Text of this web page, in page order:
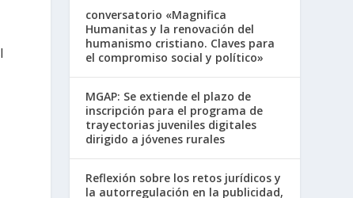
conversatorio «Magnifica
Humanitas y la renovación del
humanismo cristiano. Claves para
el compromiso social y político»
MGAP: Se extiende el plazo de
inscripción para el programa de
trayectorias juveniles digitales
dirigido a jóvenes rurales
Reflexión sobre los retos jurídicos y
la autorregulación en la publicidad,